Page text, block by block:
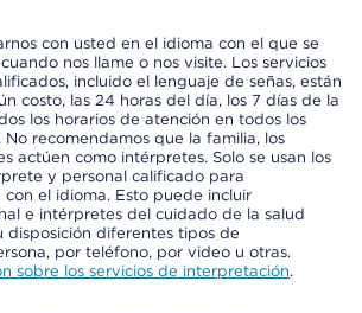
con usted en el idioma con el que se
nos llame o nos visite. Los servicios
incluido el lenguaje de señas, están
costo, las 24 horas del día, los 7 días de la
los horarios de atención en todos los
recomendamos que la familia, los
actúen como intérpretes. Solo se usan los
y personal calificado para
el idioma. Esto puede incluir
e intérpretes del cuidado de la salud
disposición diferentes tipos de
por teléfono, por video u otras.
sobre los servicios de interpretación.